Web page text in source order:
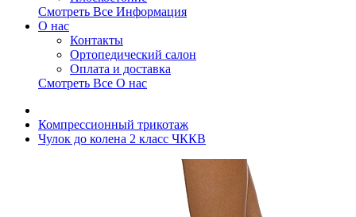
Смотреть Все Информация
О нас
Контакты
Ортопедический салон
Оплата и доставка
Смотреть Все О нас
Компрессионный трикотаж
Чулок до колена 2 класс ЧККВ